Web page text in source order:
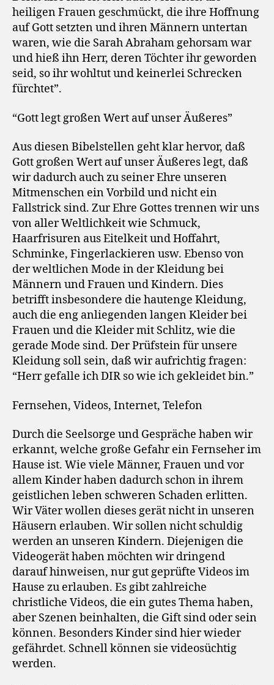
heiligen Frauen geschmückt, die ihre Hoffnung
auf Gott setzten und ihren Männern untertan
waren, wie die Sarah Abraham gehorsam war
und hieß ihn Herr, deren Töchter ihr geworden
seid, so ihr wohltut und keinerlei Schrecken
fürchtet”.
“Gott legt großen Wert auf unser Äußeres”
Aus diesen Bibelstellen geht klar hervor, daß
Gott großen Wert auf unser Äußeres legt, daß
wir dadurch auch zu seiner Ehre unseren
Mitmenschen ein Vorbild und nicht ein
Fallstrick sind. Zur Ehre Gottes trennen wir uns
von aller Weltlichkeit wie Schmuck,
Haarfrisuren aus Eitelkeit und Hoffahrt,
Schminke, Fingerlackieren usw. Ebenso von
der weltlichen Mode in der Kleidung bei
Männern und Frauen und Kindern. Dies
betrifft insbesondere die hautenge Kleidung,
auch die eng anliegenden langen Kleider bei
Frauen und die Kleider mit Schlitz, wie die
gerade Mode sind. Der Prüfstein für unsere
Kleidung soll sein, daß wir aufrichtig fragen:
“Herr gefalle ich DIR so wie ich gekleidet bin.”
Fernsehen, Videos, Internet, Telefon
Durch die Seelsorge und Gespräche haben wir
erkannt, welche große Gefahr ein Fernseher im
Hause ist. Wie viele Männer, Frauen und vor
allem Kinder haben dadurch schon in ihrem
geistlichen leben schweren Schaden erlitten.
Wir Väter wollen dieses gerät nicht in unseren
Häusern erlauben. Wir sollen nicht schuldig
werden an unseren Kindern. Diejenigen die
Videogerät haben möchten wir dringend
darauf hinweisen, nur gut geprüfte Videos im
Hause zu erlauben. Es gibt zahlreiche
christliche Videos, die ein gutes Thema haben,
aber Szenen beinhalten, die Gift sind oder sein
können. Besonders Kinder sind hier wieder
gefährdet. Schnell können sie videosüchtig
werden.